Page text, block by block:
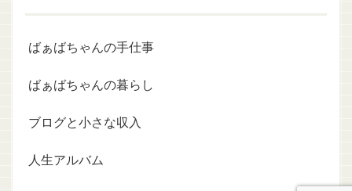
ばぁばちゃんの手仕事
ばぁばちゃんの暮らし
ブログと小さな収入
人生アルバム